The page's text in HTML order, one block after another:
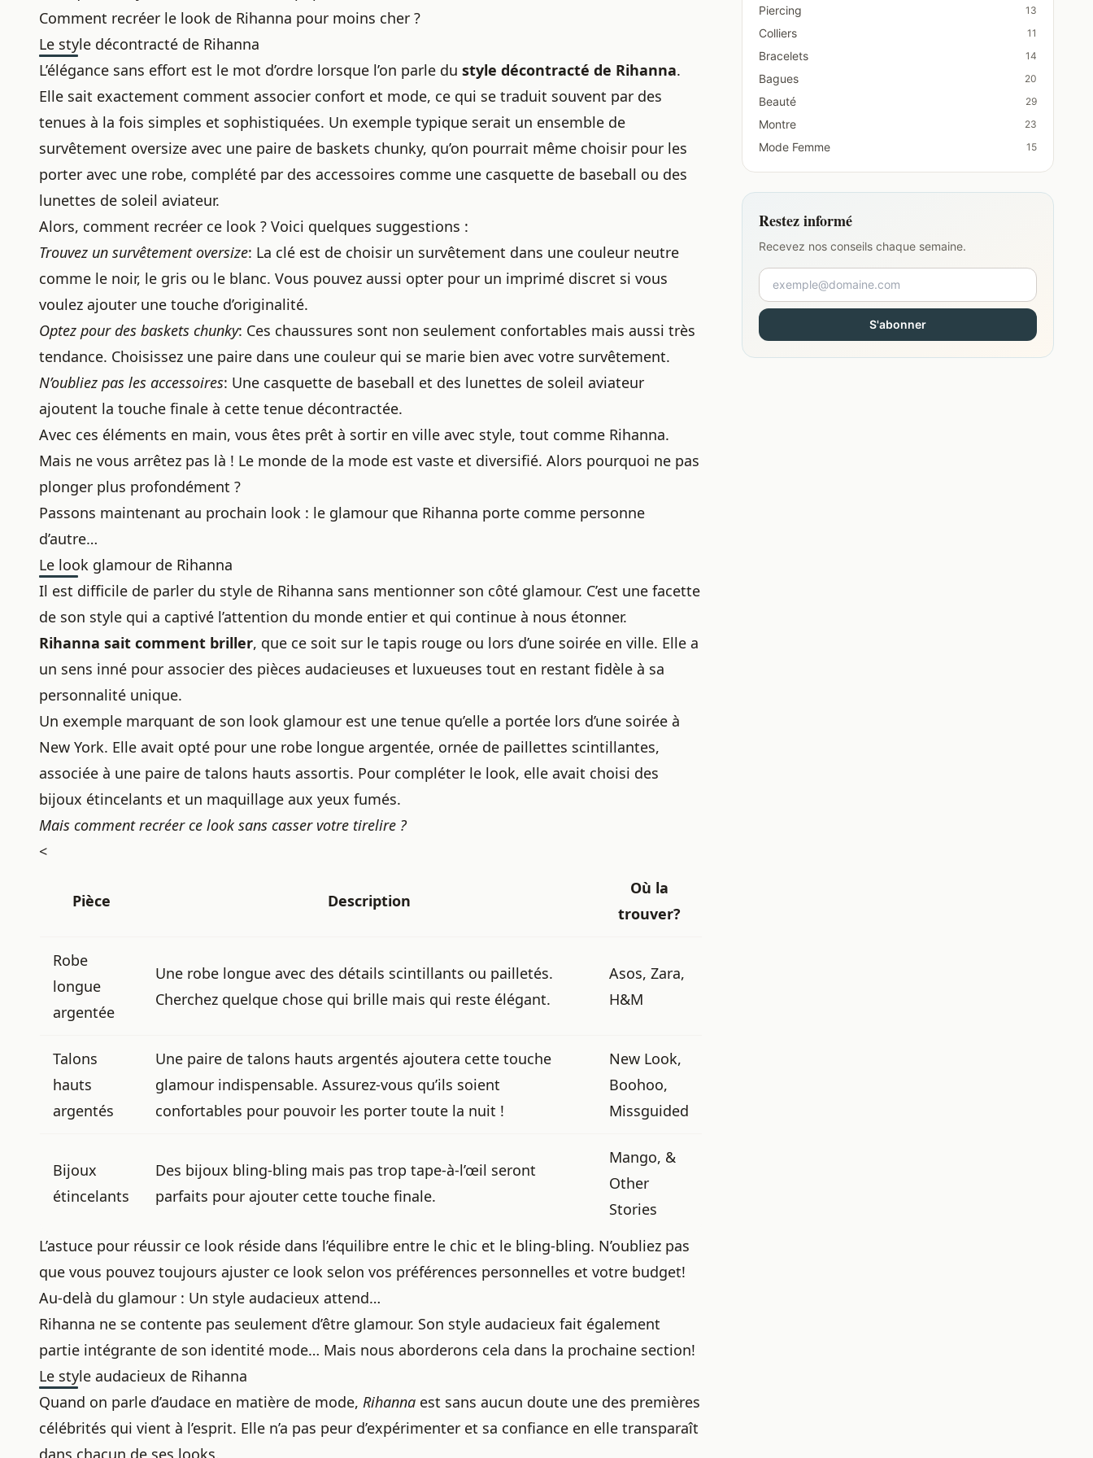
Comment recréer le look de Rihanna pour moins cher ?
Le style décontracté de Rihanna
L’élégance sans effort est le mot d’ordre lorsque l’on parle du style décontracté de Rihanna.
Elle sait exactement comment associer confort et mode, ce qui se traduit souvent par des
tenues à la fois simples et sophistiquées. Un exemple typique serait un ensemble de
survêtement oversize avec une paire de baskets chunky, qu’on pourrait même choisir pour les
porter avec une robe, complété par des accessoires comme une casquette de baseball ou des
lunettes de soleil aviateur.
Alors, comment recréer ce look ? Voici quelques suggestions :
Trouvez un survêtement oversize: La clé est de choisir un survêtement dans une couleur neutre
comme le noir, le gris ou le blanc. Vous pouvez aussi opter pour un imprimé discret si vous
voulez ajouter une touche d’originalité.
Optez pour des baskets chunky: Ces chaussures sont non seulement confortables mais aussi très
tendance. Choisissez une paire dans une couleur qui se marie bien avec votre survêtement.
N’oubliez pas les accessoires: Une casquette de baseball et des lunettes de soleil aviateur
ajoutent la touche finale à cette tenue décontractée.
Avec ces éléments en main, vous êtes prêt à sortir en ville avec style, tout comme Rihanna.
Mais ne vous arrêtez pas là ! Le monde de la mode est vaste et diversifié. Alors pourquoi ne pas
plonger plus profondément ?
Passons maintenant au prochain look : le glamour que Rihanna porte comme personne
d’autre…
Le look glamour de Rihanna
Il est difficile de parler du style de Rihanna sans mentionner son côté glamour. C’est une facette
de son style qui a captivé l’attention du monde entier et qui continue à nous étonner.
Rihanna sait comment briller, que ce soit sur le tapis rouge ou lors d’une soirée en ville. Elle a
un sens inné pour associer des pièces audacieuses et luxueuses tout en restant fidèle à sa
personnalité unique.
Un exemple marquant de son look glamour est une tenue qu’elle a portée lors d’une soirée à
New York. Elle avait opté pour une robe longue argentée, ornée de paillettes scintillantes,
associée à une paire de talons hauts assortis. Pour compléter le look, elle avait choisi des
bijoux étincelants et un maquillage aux yeux fumés.
Mais comment recréer ce look sans casser votre tirelire ?
<
Pièce Description
Où la
trouver?
Robe
longue
argentée
Une robe longue avec des détails scintillants ou pailletés.
Cherchez quelque chose qui brille mais qui reste élégant.
Asos, Zara,
H&M
Talons
hauts
argentés
Une paire de talons hauts argentés ajoutera cette touche
glamour indispensable. Assurez-vous qu’ils soient
confortables pour pouvoir les porter toute la nuit !
New Look,
Boohoo,
Missguided
Bijoux
étincelants
Des bijoux bling-bling mais pas trop tape-à-l’œil seront
parfaits pour ajouter cette touche finale.
Mango, &
Other
Stories
L’astuce pour réussir ce look réside dans l’équilibre entre le chic et le bling-bling. N’oubliez pas
que vous pouvez toujours ajuster ce look selon vos préférences personnelles et votre budget!
Au-delà du glamour : Un style audacieux attend…
Rihanna ne se contente pas seulement d’être glamour. Son style audacieux fait également
partie intégrante de son identité mode… Mais nous aborderons cela dans la prochaine section!
Le style audacieux de Rihanna
Quand on parle d’audace en matière de mode, Rihanna est sans aucun doute une des premières
célébrités qui vient à l’esprit. Elle n’a pas peur d’expérimenter et sa confiance en elle transparaît
dans chacun de ses looks.
Piercing 13
Colliers 11
Bracelets 14
Bagues 20
Beauté 29
Montre 23
Mode Femme 15
Restez informé
Recevez nos conseils chaque semaine.
S'abonner